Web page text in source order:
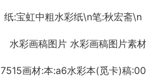
纸:宝虹中粗水彩纸\n笔:秋宏斋\n
7515画材:本:a6水彩本(觅卡)稿:00